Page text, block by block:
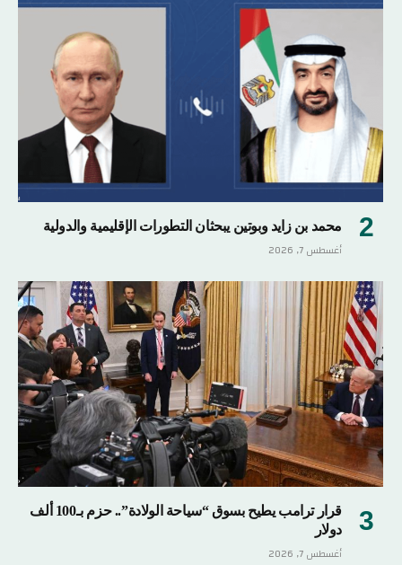
محمد بن زايد وبوتين يبحثان التطورات الإقليمية والدولية
أغسطس 7, 2026
قرار ترامب يطيح بسوق “سياحة الولادة”.. حزم بـ100 ألف
دولار
أغسطس 7, 2026